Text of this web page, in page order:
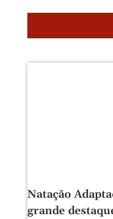
Natação
grande